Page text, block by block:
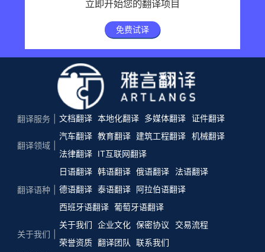
立即开始您的翻译项目
免费试译
翻译服务 文档翻译 本地化翻译 多媒体翻译 证件翻译
翻译领域
汽车翻译 教育翻译 建筑工程翻译 机械翻译
法律翻译
IT互联网翻译
翻译语种
日语翻译 韩语翻译 俄语翻译
法语翻译
德语翻译 泰语翻译 阿拉伯语翻译
西班牙语翻译 葡萄牙语翻译
关于我们
关于我们 企业文化 保密协议
交易流程
荣誉资质 翻译团队
联系我们